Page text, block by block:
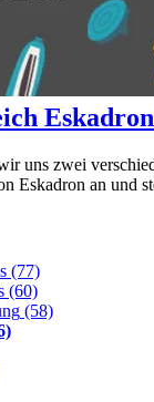
uns zwei
Eskadron an und
(77)
(60)
(58)